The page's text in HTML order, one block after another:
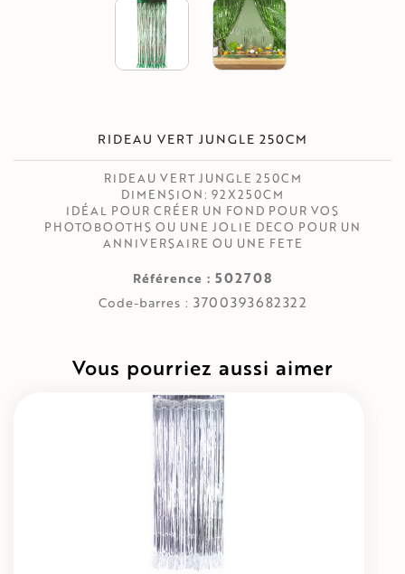
RIDEAU VERT JUNGLE 250CM
RIDEAU VERT JUNGLE 250CM
DIMENSION: 92X250CM
IDÉAL POUR CRÉER UN FOND POUR VOS
PHOTOBOOTHS OU UNE JOLIE DECO POUR UN
ANNIVERSAIRE OU UNE FETE
Référence : 502708
Code-barres : 3700393682322
Vous pourriez aussi aimer